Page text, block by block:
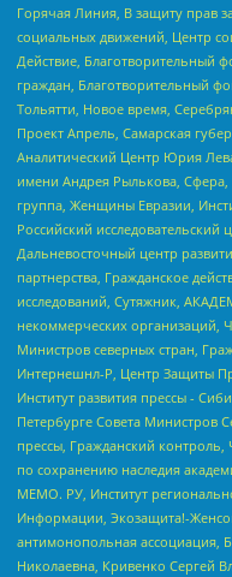
Горячая Линия, В защиту прав
социальных движений, Центр
Действие, Благотворительный
граждан, Благотворительный
Тольятти, Новое время,
Проект Апрель, Самарская
Аналитический Центр Юрия
имени Андрея Рылькова,
группа, Женщины Евразии,
Российский исследовательский
Дальневосточный центр
партнерства, Гражданское
исследований, Сутяжник,
некоммерческих организаций,
Министров северных стран,
Интернешнл-Р, Центр Защиты
Институт развития прессы -
Петербурге Совета Министров
прессы, Гражданский
по сохранению наследия
МЕМО. РУ, Институт
Информации, Экозащита!-
антимонопольная ассоциация,
Николаевна, Кривенко Сергей